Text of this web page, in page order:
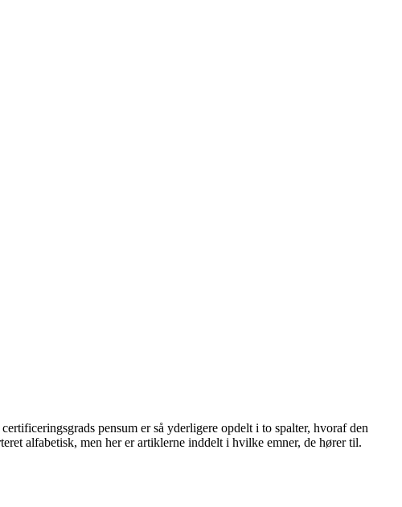
pensum er så yderligere opdelt i to spalter, hvoraf den
alfabetisk, men her er artiklerne inddelt i hvilke emner, de hører til.